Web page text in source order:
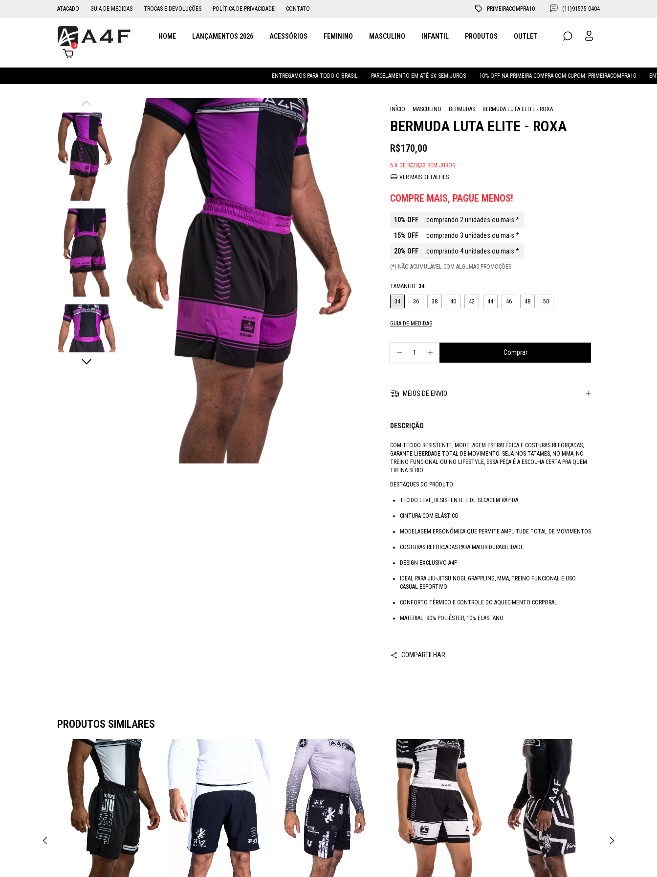
ATACADO GUIA DE MEDIDAS TROCAS E DEVOLUÇÕES POLÍTICA DE PRIVACIDADE CONTATO PRIMEIRACOMPRA10 (11)91575-0404
HOME LANÇAMENTOS 2026 ACESSÓRIOS FEMININO MASCULINO INFANTIL PRODUTOS OUTLET
0
ENTREGAMOS PARA TODO O BRASIL PARCELAMENTO EM ATÉ 6X SEM JUROS 10% OFF NA PRIMEIRA COMPRA COM CUPOM: PRIMEIRACOMPRA10 ENTREGAMOS
INÍCIO MASCULINO BERMUDAS BERMUDA LUTA ELITE - ROXA
BERMUDA LUTA ELITE - ROXA
R$170,00
6 X DE R$28,33 SEM JUROS
VER MAIS DETALHES
COMPRE MAIS, PAGUE MENOS!
10% OFF
comprando 2 unidades ou mais *
15% OFF
comprando 3 unidades ou mais *
20% OFF
comprando 4 unidades ou mais *
(*) NÃO ACUMULÁVEL COM ALGUMAS PROMOÇÕES
TAMANHO: 34
34 36 38 40 42 44 46 48 50
GUIA DE MEDIDAS
MEIOS DE ENVIO
DESCRIÇÃO
COM TECIDO RESISTENTE, MODELAGEM ESTRATÉGICA E COSTURAS REFORÇADAS,
GARANTE LIBERDADE TOTAL DE MOVIMENTO. SEJA NOS TATAMES, NO MMA, NO
TREINO FUNCIONAL OU NO LIFESTYLE, ESSA PEÇA É A ESCOLHA CERTA PRA QUEM
TREINA SÉRIO.
DESTAQUES DO PRODUTO:
TECIDO LEVE, RESISTENTE E DE SECAGEM RÁPIDA
CINTURA COM ELÁSTICO
MODELAGEM ERGONÔMICA QUE PERMITE AMPLITUDE TOTAL DE MOVIMENTOS
COSTURAS REFORÇADAS PARA MAIOR DURABILIDADE
DESIGN EXCLUSIVO A4F
IDEAL PARA JIU-JITSU NOGI, GRAPPLING, MMA, TREINO FUNCIONAL E USO
CASUAL ESPORTIVO
CONFORTO TÉRMICO E CONTROLE DO AQUECIMENTO CORPORAL
MATERIAL: 90% POLIÉSTER, 10% ELASTANO.
COMPARTILHAR
PRODUTOS SIMILARES